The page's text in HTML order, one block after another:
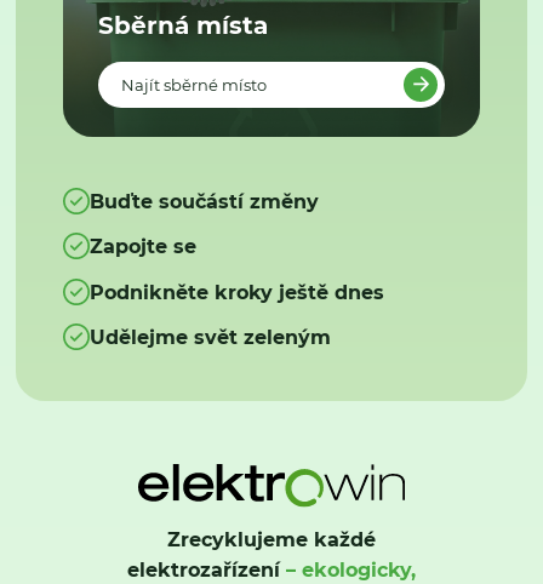
Sběrná místa
Najít sběrné místo
Buďte součástí změny
Zapojte se
Podnikněte kroky ještě dnes
Udělejme svět zeleným
Zrecyklujeme každé
elektrozařízení– ekologicky,